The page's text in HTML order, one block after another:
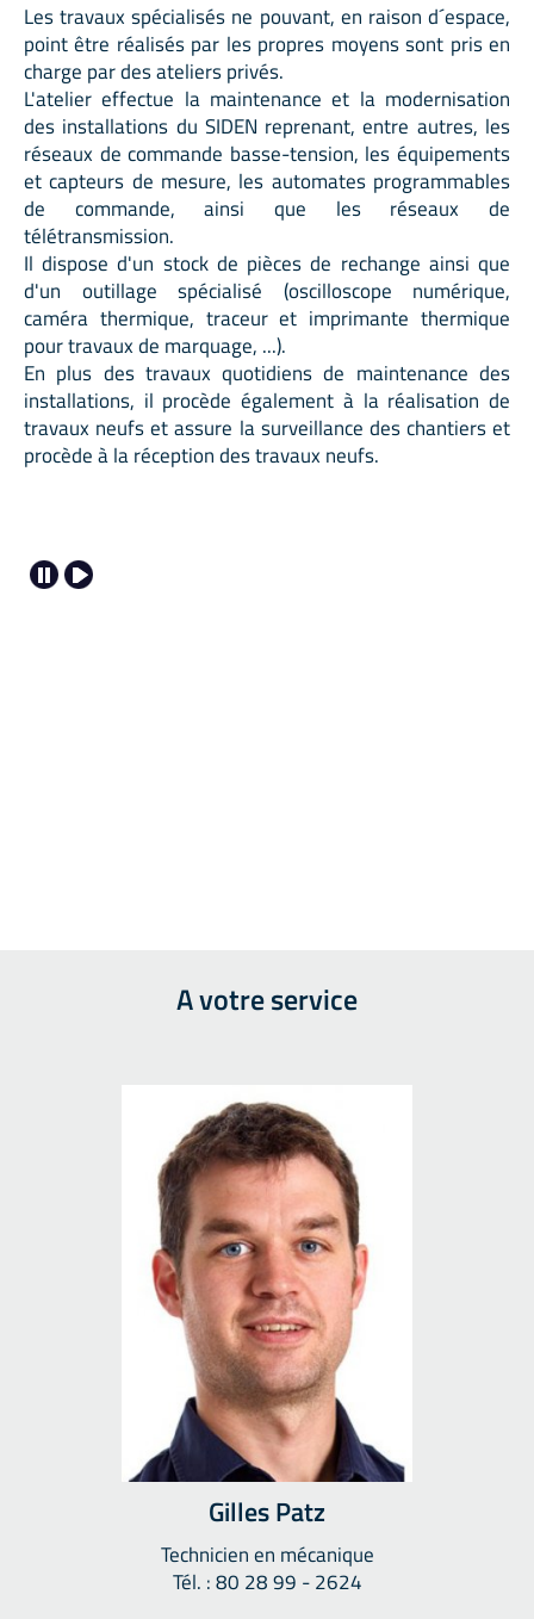
Les travaux spécialisés ne pouvant, en raison d´espace,
point être réalisés par les propres moyens sont pris en
charge par des ateliers privés.
L'atelier effectue la maintenance et la modernisation
des installations du SIDEN reprenant, entre autres, les
réseaux de commande basse-tension, les équipements
et capteurs de mesure, les automates programmables
de commande, ainsi que les réseaux de
télétransmission.
Il dispose d'un stock de pièces de rechange ainsi que
d'un outillage spécialisé (oscilloscope numérique,
caméra thermique, traceur et imprimante thermique
pour travaux de marquage, ...).
En plus des travaux quotidiens de maintenance des
installations, il procède également à la réalisation de
travaux neufs et assure la surveillance des chantiers et
procède à la réception des travaux neufs.
A votre service
Gilles Patz
Technicien en mécanique
Tél. : 80 28 99 - 2624